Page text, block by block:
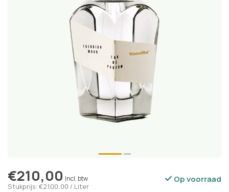
€210,00 Incl. btw
Stukprijs: €2.100,00 / Liter
Op voorraad